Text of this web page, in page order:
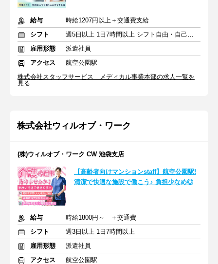
給与
時給1207円以上＋交通費支給
シフト
週5日以上 1日7時間以上 シフト自由・自己申告
雇用形態
派遣社員
アクセス
航空公園駅
株式会社スタッフサービス メディカル事業本部の求人一覧を
見る
株式会社ウィルオブ・ワーク
(株)ウィルオブ・ワーク CW 池袋支店
【高齢者向けマンションstaff】航空公園駅!
清潔で快適な施設で働こう♪ 負担少なめ◎
給与
時給1800円～ ＋交通費
シフト
週3日以上 1日7時間以上
雇用形態
派遣社員
アクセス
航空公園駅